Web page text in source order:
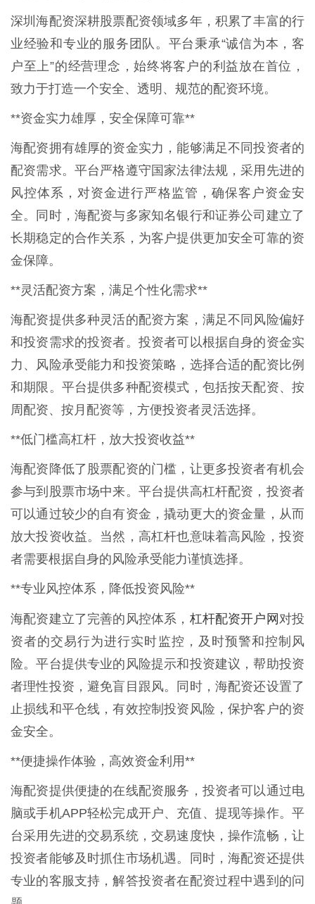
深圳海配资深耕股票配资领域多年，积累了丰富的行
业经验和专业的服务团队。平台秉承“诚信为本，客
户至上”的经营理念，始终将客户的利益放在首位，
致力于打造一个安全、透明、规范的配资环境。
**资金实力雄厚，安全保障可靠**
海配资拥有雄厚的资金实力，能够满足不同投资者的
配资需求。平台严格遵守国家法律法规，采用先进的
风控体系，对资金进行严格监管，确保客户资金安
全。同时，海配资与多家知名银行和证券公司建立了
长期稳定的合作关系，为客户提供更加安全可靠的资
金保障。
**灵活配资方案，满足个性化需求**
海配资提供多种灵活的配资方案，满足不同风险偏好
和投资需求的投资者。投资者可以根据自身的资金实
力、风险承受能力和投资策略，选择合适的配资比例
和期限。平台提供多种配资模式，包括按天配资、按
周配资、按月配资等，方便投资者灵活选择。
**低门槛高杠杆，放大投资收益**
海配资降低了股票配资的门槛，让更多投资者有机会
参与到股票市场中来。平台提供高杠杆配资，投资者
可以通过较少的自有资金，撬动更大的资金量，从而
放大投资收益。当然，高杠杆也意味着高风险，投资
者需要根据自身的风险承受能力谨慎选择。
**专业风控体系，降低投资风险**
海配资建立了完善的风控体系， 杠杆配资开户网对投
资者的交易行为进行实时监控，及时预警和控制风
险。平台提供专业的风险提示和投资建议，帮助投资
者理性投资，避免盲目跟风。同时，海配资还设置了
止损线和平仓线，有效控制投资风险，保护客户的资
金安全。
**便捷操作体验，高效资金利用**
海配资提供便捷的在线配资服务，投资者可以通过电
脑或手机APP轻松完成开户、充值、提现等操作。平
台采用先进的交易系统，交易速度快，操作流畅，让
投资者能够及时抓住市场机遇。同时，海配资还提供
专业的客服支持，解答投资者在配资过程中遇到的问